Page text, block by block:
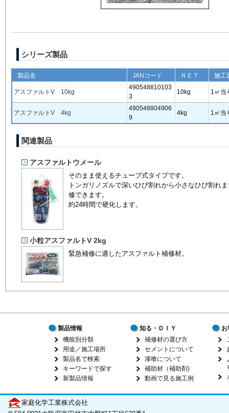
シリーズ製品
製品名 JANコード ＮＥＴ 施工
アスファルトV 10kg
490548810103
3
10kg 1㎡当
アスファルトV 4kg
490548804906
9
4kg 1㎡当
関連製品
アスファルトウメール
そのまま使えるチューブ式タイプです。
トンガリノズルで深いひび割れから小さなひび割れ
修できます。
約24時間で硬化します。
小粒アスファルトV 2kg
緊急補修に適したアスファルト補修材。
製品情報
機能別分類
用途／施工場所
製品名で検索
キーワードで探す
新製品情報
知る・ＤＩＹ
補修材の選び方
セメントについて
漆喰について
補助材（補助剤)
動画で見る施工例
お
家庭化学工業株式会社